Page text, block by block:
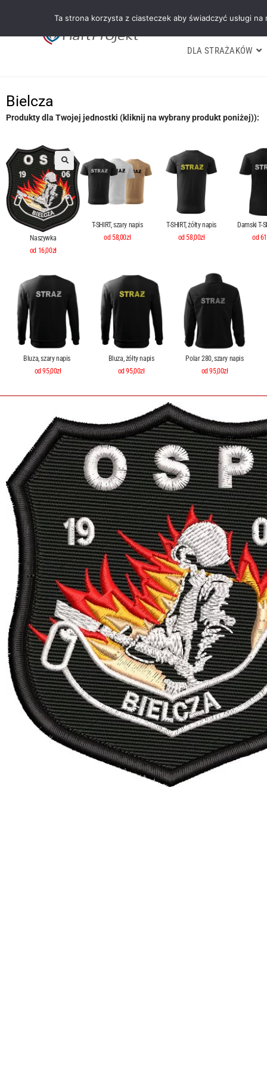
DLA STRAŻAKÓW
Bielcza
Produkty dla Twojej jednostki (kliknij na wybrany produkt poniżej)):
Naszywka
od 16,00zł
T-SHIRT, szary napis
od 58,00zł
T-SHIRT, żółty napis
od 58,00zł
Damski T-
od
Bluza, szary napis
od 95,00zł
Bluza, żółty napis
od 95,00zł
Polar 280, szary napis
od 95,00zł
Ta strona korzysta z ciasteczek aby świadczyć usługi